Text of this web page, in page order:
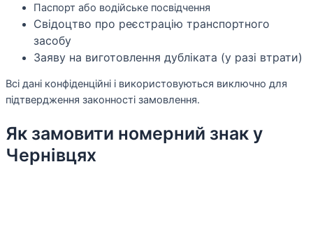
Паспорт або водійське посвідчення
Свідоцтво про реєстрацію транспортного
засобу
Заяву на виготовлення дубліката (у разі втрати)
Всі дані конфіденційні і використовуються виключно для
підтвердження законності замовлення.
Як замовити номерний знак у
Чернівцях